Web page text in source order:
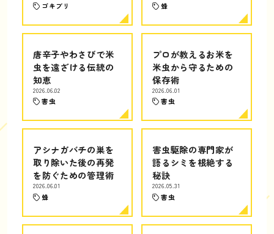
ゴキブリ 蜂
唐辛子やわさびで米
虫を遠ざける伝統の
知恵
2026.06.02
害虫
プロが教えるお米を
米虫から守るための
保存術
2026.06.01
害虫
アシナガバチの巣を
取り除いた後の再発
を防ぐための管理術
2026.06.01
蜂
害虫駆除の専門家が
語るシミを根絶する
秘訣
2026.05.31
害虫